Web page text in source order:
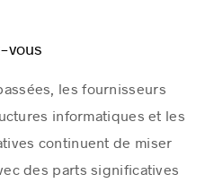
vous
les fournisseurs
informatiques et les
continuent de miser
des parts significatives